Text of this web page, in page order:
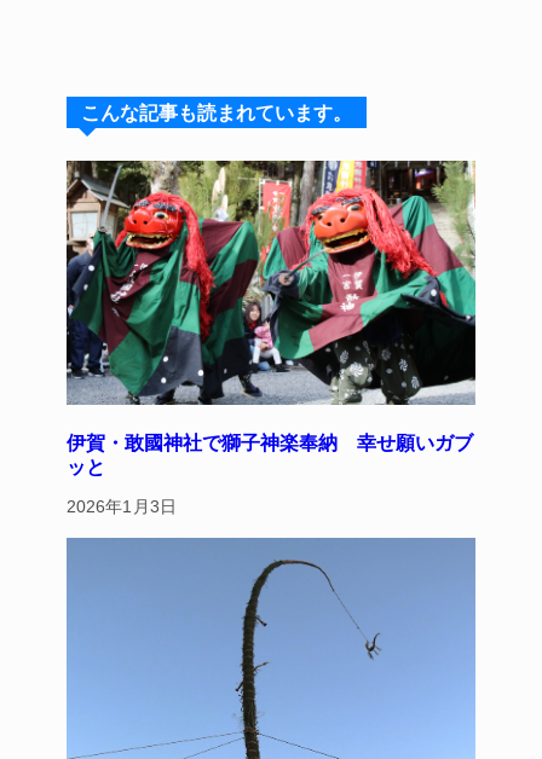
s
k
y
a
d
s
e
b
o
o
k
e
st
こんな記事も読まれています。
伊賀・敢國神社で獅子神楽奉納 幸せ願いガブ
ッと
2026年1月3日